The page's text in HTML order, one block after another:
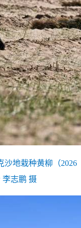
沙地栽种黄柳（2026
李志鹏 摄